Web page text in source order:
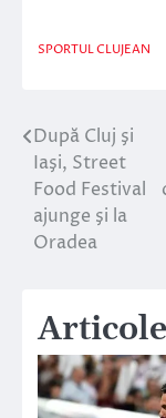
SPORTUL CLUJEAN
Navigare
în
articole
După Cluj şi
Iaşi, Street
Food Festival
ajunge şi la
Oradea